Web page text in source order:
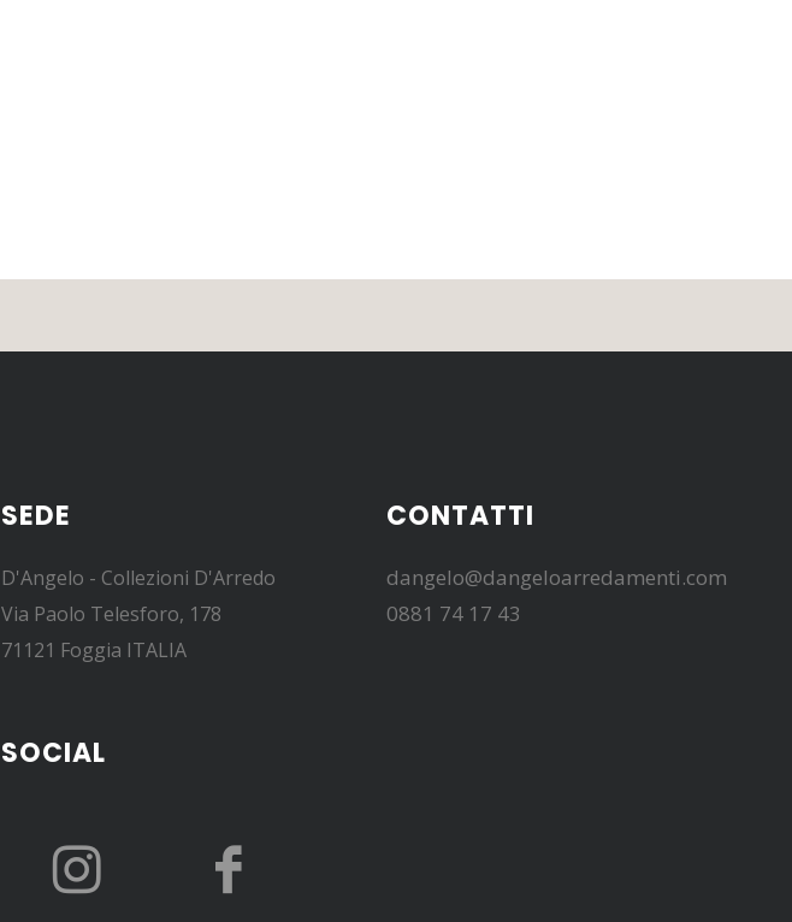
SEDE
D'Angelo - Collezioni D'Arredo
Via Paolo Telesforo, 178
71121 Foggia ITALIA
CONTATTI
dangelo@dangeloarredamenti.com
0881 74 17 43
SOCIAL